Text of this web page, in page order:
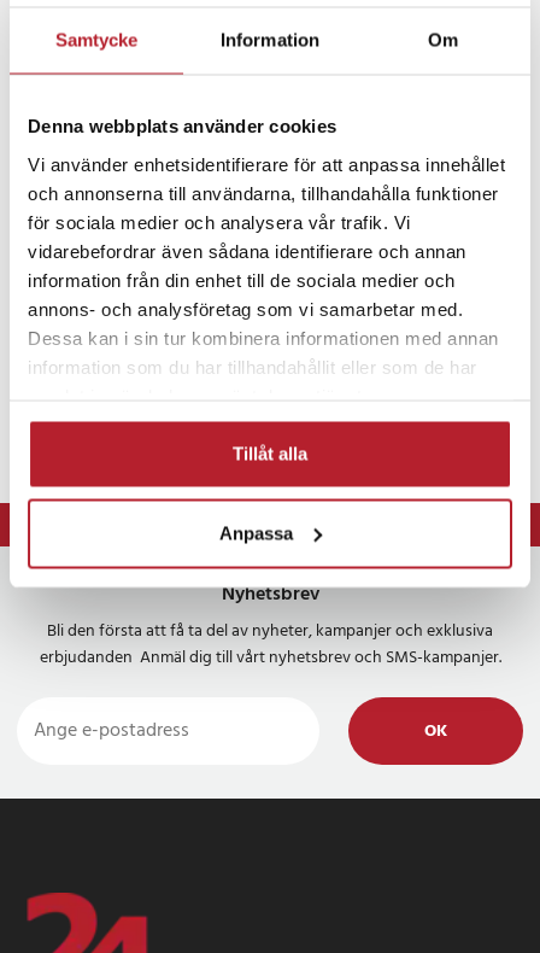
Samtycke Information Om
Denna webbplats använder cookies
Vi använder enhetsidentifierare för att anpassa innehållet
och annonserna till användarna, tillhandahålla funktioner
för sociala medier och analysera vår trafik. Vi
vidarebefordrar även sådana identifierare och annan
information från din enhet till de sociala medier och
annons- och analysföretag som vi samarbetar med.
Dessa kan i sin tur kombinera informationen med annan
information som du har tillhandahållit eller som de har
Tillåt alla
Anpassa
Den praktiska konstruktionen gör det lätt att samla flera enheter
till en display. Perfekt för både hemunderhållning och arbetsmiljö
Specifikation
- Ingångar: 2 x HDMI
- Utgång: 1 x HDMI
- Upplösning: upp till 8K @ 60 Hz
- Stöd: 3D, HDCP
- Strömförsörjning: USB-C
- Certifieringar: CE, WEEE
Artikelnummer :129463
Kablar & adaptrar
Adaptrar & switchar Hemelektronik
⭐ 365 dagars öppet köp
Nyhetsbrev
Bli den första att få ta del av nyheter, kampanjer och exklusiva
erbjudanden Anmäl dig till vårt nyhetsbrev och SMS-kampanjer.
OK